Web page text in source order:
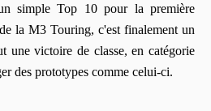
simple Top 10 pour la première
la M3 Touring, c'est finalement un
une victoire de classe, en catégorie
des prototypes comme celui-ci.